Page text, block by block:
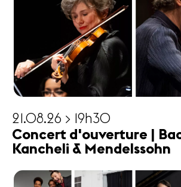
21.08.26 > 19h30
Concert d'ouverture |
Kancheli & Mendelssohn